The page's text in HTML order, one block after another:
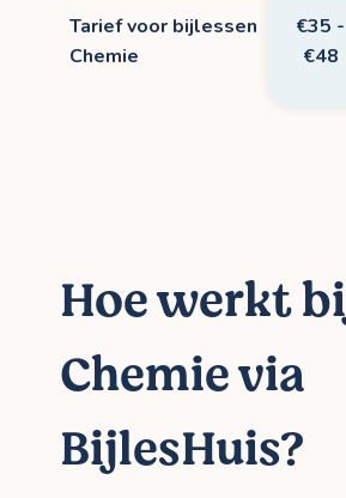
Tarief voor bijlessen
Chemie
€35 -
€48
Hoe werkt
Chemie via
BijlesHuis?